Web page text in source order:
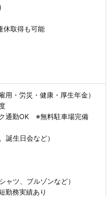
休取得も可能
・労災・健康・厚生年金）
通勤OK ※無料駐車場完備
誕生日会など）
ャツ、ブルゾンなど）
勤務実績あり